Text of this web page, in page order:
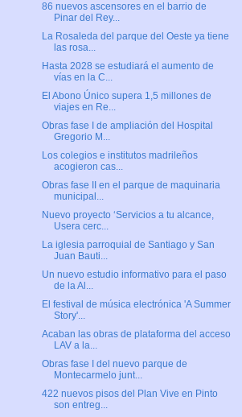
86 nuevos ascensores en el barrio de
Pinar del Rey...
La Rosaleda del parque del Oeste ya tiene
las rosa...
Hasta 2028 se estudiará el aumento de
vías en la C...
El Abono Único supera 1,5 millones de
viajes en Re...
Obras fase I de ampliación del Hospital
Gregorio M...
Los colegios e institutos madrileños
acogieron cas...
Obras fase II en el parque de maquinaria
municipal...
Nuevo proyecto ‘Servicios a tu alcance,
Usera cerc...
La iglesia parroquial de Santiago y San
Juan Bauti...
Un nuevo estudio informativo para el paso
de la Al...
El festival de música electrónica 'A Summer
Story'...
Acaban las obras de plataforma del acceso
LAV a la...
Obras fase I del nuevo parque de
Montecarmelo junt...
422 nuevos pisos del Plan Vive en Pinto
son entreg...